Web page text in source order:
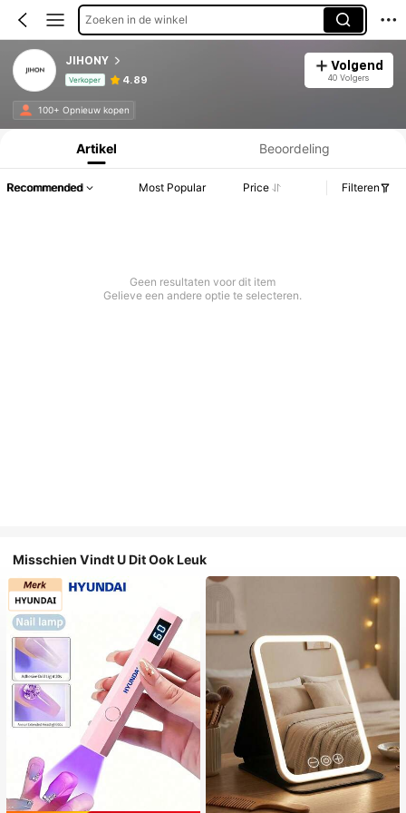
Zoeken in de winkel
JIHONY
Verkoper 4.89
Volgend
40 Volgers
100+ Opnieuw kopen
Productinformatie: Prijsopenbaring, Verkoop- en Voorraadgegevens.
Artikel Beoordeling
Recommended Most Popular Price Filteren
Geen resultaten voor dit item
Gelieve een andere optie te selecteren.
Misschien Vindt U Dit Ook Leuk